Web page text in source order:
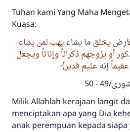
Tuhan kami Yang Maha
Kuasa:
يخلق ما يشاء يهب لمن يشاء
أو يزوجهم ذكراناً وإناثاً ويجعل
إنه عليم قدير
49 - 50
Milik Allahlah kerajaan langit
menciptakan apa yang Dia
anak perempuan kepada